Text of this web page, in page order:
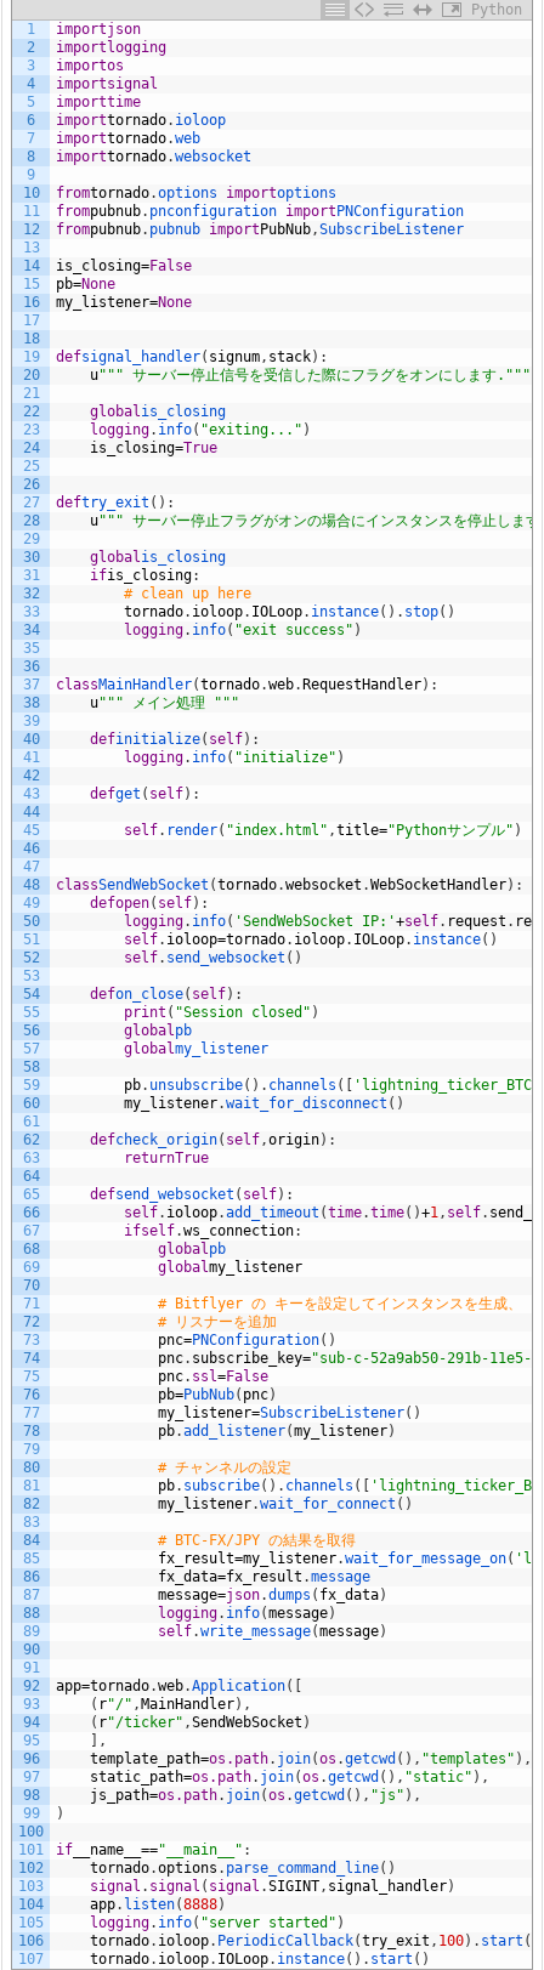
Python
1
2
3
4
5
6
7
8
9
10
11
12
13
14
15
16
17
18
19
20
21
22
23
24
25
26
27
28
29
30
31
32
33
34
35
36
37
38
39
40
41
42
43
44
45
46
47
48
49
50
51
52
53
54
55
56
57
58
59
60
61
62
63
64
65
66
67
68
69
70
71
72
73
74
75
76
77
78
79
80
81
82
83
84
85
86
87
88
89
90
91
92
93
94
95
96
97
98
99
100
101
102
103
104
105
106
107
importjson
import logging
importos
importsignal
importtime
importtornado. ioloop
importtornado.web
importtornado.websocket
fromtornado.options importoptions
frompubnub. pnconfiguration import PNConfiguration
frompubnub. pubnub import PubNub,SubscribeListener
is_closing=False
pb=None
my_listener=None
defsignal_handler( signum, stack) :
u""" サーバー停止信号を受信した際にフラグをオンにします."""
globalis_closing
logging. info( "exiting..." )
is_closing=True
deftry_exit ( ) :
u""" サーバー停止フラグがオンの場合にインスタンスを停止し
globalis_closing
ifis_closing:
# clean up here
tornado. ioloop. IOLoop. instance( ) . stop( )
logging. info( "exit success" )
classMainHandler(tornado.web. RequestHandler) :
u""" メイン処理 """
definitialize( self) :
logging. info( "initialize" )
defget ( self) :
self. render( "index.html" ,title="Pythonサンプル" )
classSendWebSocket (tornado.websocket .WebSocketHandler) :
defopen( self) :
logging. info( 'SendWebSocket IP:'+self. request .
self. ioloop=tornado. ioloop. IOLoop. instance( )
self. send_websocket ( )
defon_close( self) :
print ( "Session closed" )
globalpb
globalmy_listener
pb. unsubscribe( ) . channels (
my_listener.wait_for_disconnect ( )
defcheck_origin( self,origin) :
returnTrue
defsend_websocket ( self) :
self. ioloop.add_timeout (time.time( )+1, self.
ifself.ws_connection:
globalpb
globalmy_listener
# Bitflyer の キーを設定してインスタンスを生成、
# リスナーを追加
pnc=PNConfiguration( )
pnc. subscribe_key="sub-c-52a9ab50-291b-11e5-
pnc. ssl=False
pb=PubNub( pnc)
my_listener=SubscribeListener( )
pb.add_listener(my_listener)
# チャンネルの設定
pb. subscribe( ) . channels (
my_listener.wait_for_connect ( )
# BTC-FX/JPY の結果を取得
fx_result=my_listener.wait_for_message_on(
fx_data=fx_result .message
message=json.dumps ( fx_data)
logging. info(message)
self.write_message(message)
app=tornado.web.Application(
( r"/" , MainHandler) ,
( r"/ticker" ,SendWebSocket )
,
template_path=os.path. join(os .getcwd ( ) , "templates" ) ,
static_path=os.path. join(os .getcwd ( ) , "static" ) ,
js_path=os.path. join(os .getcwd ( ) , "js" ) ,
)
if __name__ =="__main__" :
tornado.options . parse_command_line( )
signal . signal ( signal .SIGINT, signal_handler)
app. listen(8888)
logging. info( "server started" )
tornado. ioloop. PeriodicCallback(try_exit , 100) . start (
tornado. ioloop. IOLoop. instance( ) . start ( )